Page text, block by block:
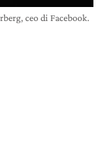
ceo di Facebook.